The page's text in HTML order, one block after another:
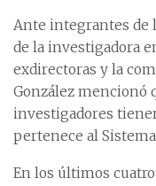
Ante integrantes de
de la investigadora
exdirectoras y la
González mencionó
investigadores
pertenece al
En los últimos